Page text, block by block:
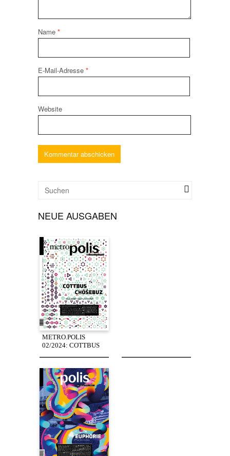
Name *
E-Mail-Adresse *
Website
NEUE AUSGABEN
METRO.POLIS
02/2024: COTTBUS